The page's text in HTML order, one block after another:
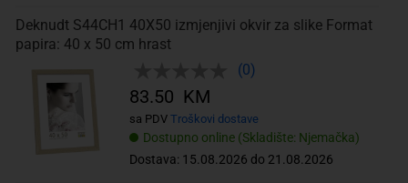
Deknudt S44CH1 40X50 izmjenjivi okvir za slike Format
papira: 40 x 50 cm hrast
(0)
Dostupno online (Skladište: Njemačka)
Dostava: 15.08.2026 do 21.08.2026
83.50 KM
sa PDV Troškovi dostave